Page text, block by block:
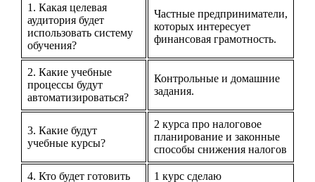
1. Какая целевая
аудитория будет
использовать систему
обучения?
Частные предприниматели,
которых интересует
финансовая грамотность.
2. Какие учебные
процессы будут
автоматизироваться?
Контрольные и домашние
задания.
3. Какие будут
учебные курсы?
2 курса про налоговое
планирование и законные
способы снижения налогов
4. Кто будет готовить
1 курс сделаю